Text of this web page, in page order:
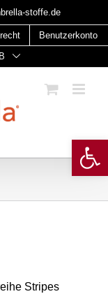
stoffe.de
Benutzerkonto
Stripes